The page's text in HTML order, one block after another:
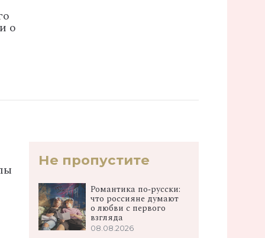
о
Не пропустите
Романтика по‑русски:
что россияне думают
о любви с первого
взгляда
08.08.2026